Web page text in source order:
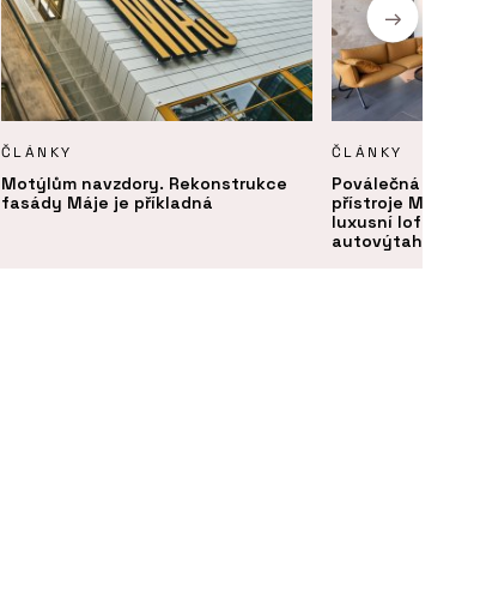
ČLÁNKY
Motýlům navzdory. Rekonstrukce
fasády Máje je příkladná
ČLÁNKY
Poválečná
přístroje
luxusní loftové
autovýtahem a